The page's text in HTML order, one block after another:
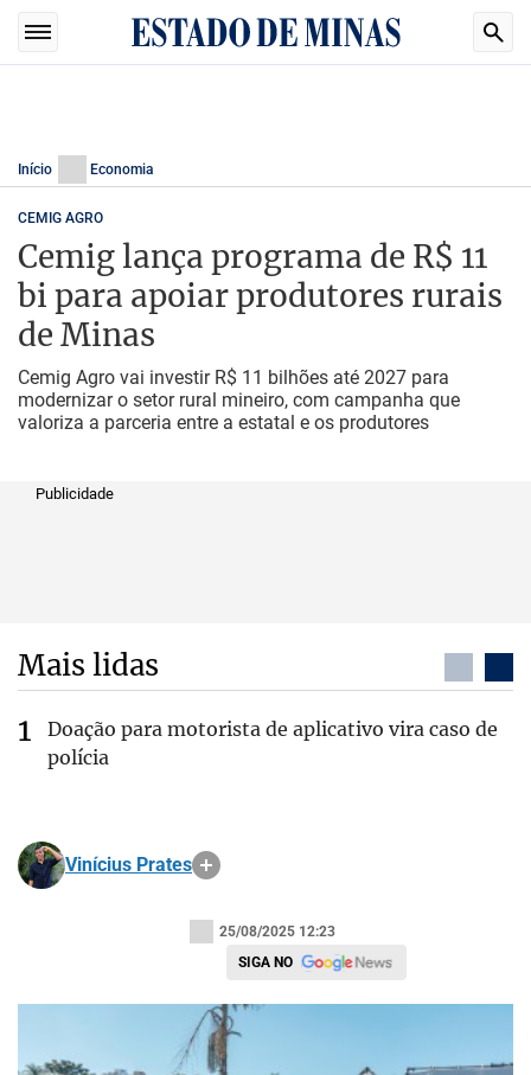
Início Economia
CEMIG AGRO
Cemig lança programa de R$ 11
bi para apoiar produtores rurais
de Minas
Cemig Agro vai investir R$ 11 bilhões até 2027 para
modernizar o setor rural mineiro, com campanha que
valoriza a parceria entre a estatal e os produtores
Publicidade
Mais lidas
Doação para motorista de aplicativo vira caso de
polícia
Vinícius Prates
25/08/2025 12:23
SIGA NO